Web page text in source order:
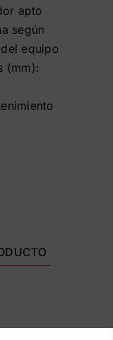
apto
según
equipo
(mm):